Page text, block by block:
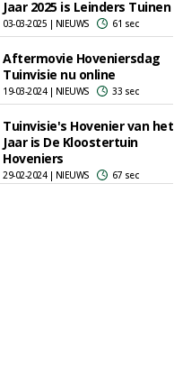
Jaar 2025 is Leinders Tuinen
03-03-2025 | NIEUWS 61 sec
Aftermovie Hoveniersdag
Tuinvisie nu online
19-03-2024 | NIEUWS 33 sec
Tuinvisie's Hovenier van het
Jaar is De Kloostertuin
Hoveniers
29-02-2024 | NIEUWS 67 sec